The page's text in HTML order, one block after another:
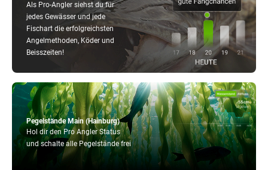
Pegelstände Main (Hainburg)
Hol dir den Pro Angler Status
und schalte alle Pegelstände frei
Als Pro-Angler siehst du für
jedes Gewässer und jede
Fischart die erfolgreichsten
Angelmethoden, Köder und
Beisszeiten!